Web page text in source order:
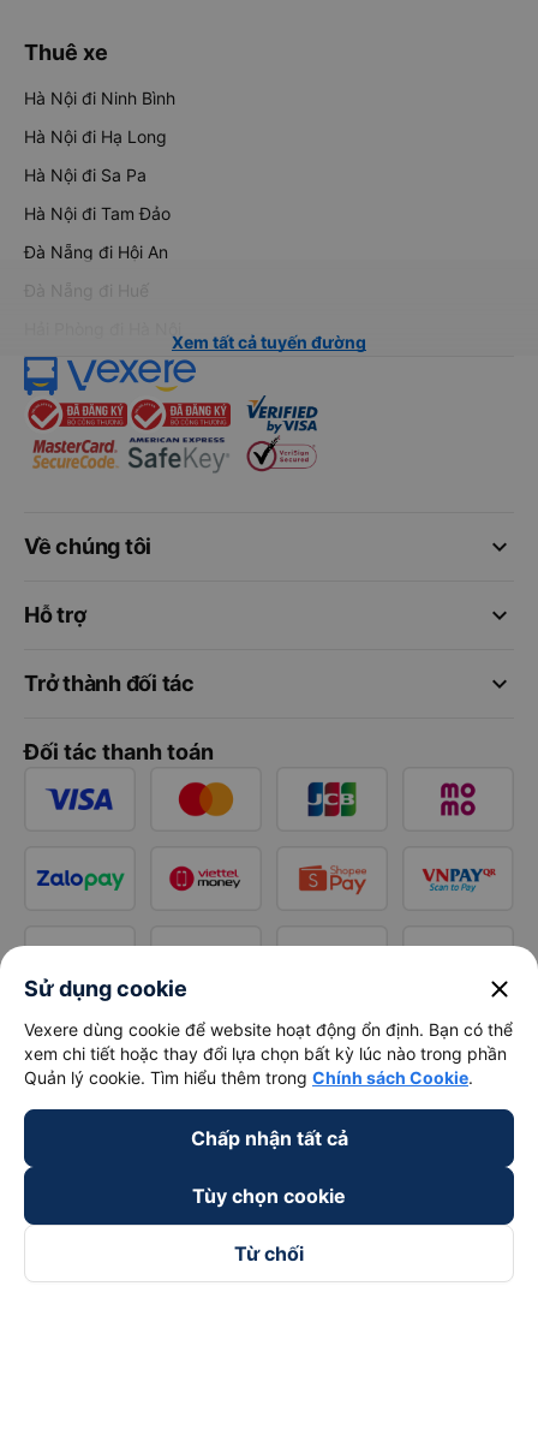
Thuê xe
Hà Nội đi Ninh Bình
Hà Nội đi Hạ Long
Hà Nội đi Sa Pa
Hà Nội đi Tam Đảo
Đà Nẵng đi Hội An
Đà Nẵng đi Huế
Xem tất cả tuyến đường
keyboard_arrow_down
Về chúng tôi
keyboard_arrow_down
Hỗ trợ
keyboard_arrow_down
Trở thành đối tác
Đối tác thanh toán
Sử dụng cookie close
Vexere dùng cookie để website hoạt động ổn định. Bạn có thể
xem chi tiết hoặc thay đổi lựa chọn bất kỳ lúc nào trong phần
Quản lý cookie. Tìm hiểu thêm trong Chính sách Cookie.
Chấp nhận tất cả
Tùy chọn cookie
Từ chối